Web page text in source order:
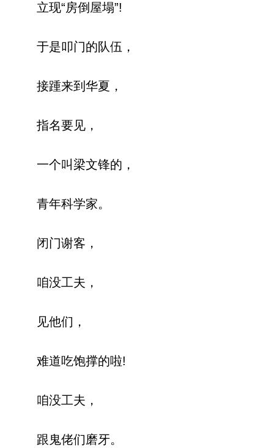
立现“房倒屋塌”!
于是叩门的队伍，
接踵来到华夏，
指名要见，
一个叫梁文锋的，
青年科学家。
闭门谢客，
咱没工夫，
见他们，
难道吃饱撑的啦!
咱没工夫，
跟鬼佬们磨牙。